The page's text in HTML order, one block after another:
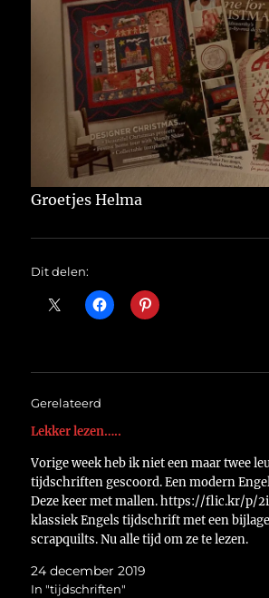
Groetjes Helma
Dit delen:
Gerelateerd
Lekker lezen…..
Vorige week heb ik niet een maar twee
tijdschriften gescoord. Een modern
Deze keer met mallen. https://flic.kr/p/
klassiek Engels tijdschrift met een
scrapquilts. Nu alle tijd om ze te lezen.
24 december 2019
In "tijdschriften"